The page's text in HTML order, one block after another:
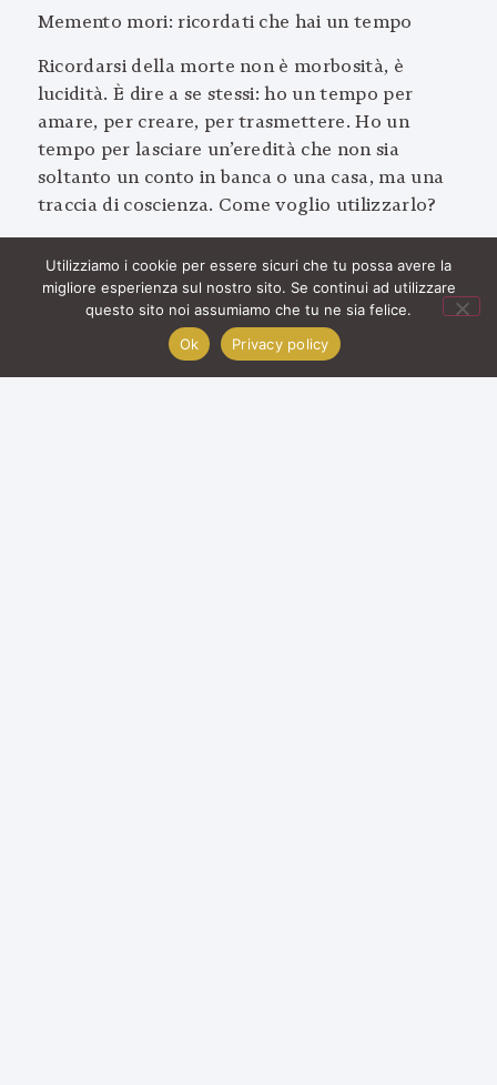
Memento mori: ricordati che hai un tempo
Ricordarsi della morte non è morbosità, è
lucidità. È dire a se stessi: ho un tempo per
amare, per creare, per trasmettere. Ho un
tempo per lasciare un’eredità che non sia
soltanto un conto in banca o una casa, ma una
traccia di coscienza. Come voglio utilizzarlo?
piccole, in drammi che non portano da nessuna
parte, in relazioni senza anima. Diventa più
netto, più essenziale. E così la morte, vista da
questa prospettiva, è una Maestra severa ma
Utilizziamo i cookie per essere sicuri che tu possa avere la
migliore esperienza sul nostro sito. Se continui ad utilizzare
questo sito noi assumiamo che tu ne sia felice.
Ok
Privacy policy